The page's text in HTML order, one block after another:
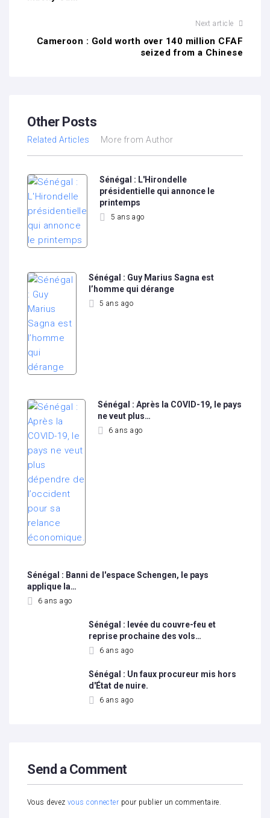
Next article
Cameroon : Gold worth over 140 million CFAF
seized from a Chinese
Other Posts
Related Articles More from Author
Sénégal : L'Hirondelle
présidentielle qui annonce le
printemps
5 ans ago
Sénégal : Guy Marius Sagna est
l’homme qui dérange
5 ans ago
Sénégal : Après la COVID-19, le pays
ne veut plus…
6 ans ago
Sénégal : Banni de l'espace Schengen, le pays
applique la…
6 ans ago
Sénégal : levée du couvre-feu et
reprise prochaine des vols…
6 ans ago
Sénégal : Un faux procureur mis hors
d'État de nuire.
6 ans ago
Send a Comment
Vous devez vous connecter pour publier un commentaire.